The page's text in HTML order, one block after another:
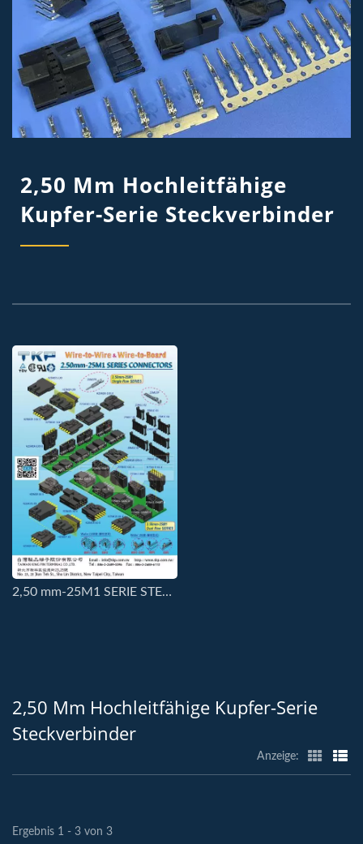
2,50 Mm Hochleitfähige
Kupfer-Serie Steckverbinder
2,50 mm-25M1 SERIE STECKVERBINDER
2,50 Mm Hochleitfähige Kupfer-Serie
Steckverbinder
Anzeige:
Ergebnis 1 - 3 von 3